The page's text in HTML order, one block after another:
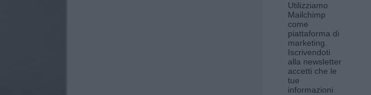
Utilizziamo
Mailchimp
come
piattaforma di
marketing.
Iscrivendoti
alla newsletter
accetti che le
tue
informazioni